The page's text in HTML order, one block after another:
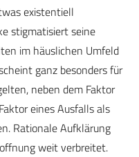
existentiell
stigmatisiert seine
im häuslichen Umfeld
ganz besonders für
neben dem Faktor
eines Ausfalls als
Rationale Aufklärung
weit verbreitet.